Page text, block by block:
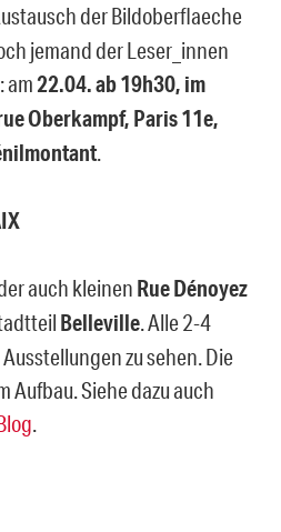
der Bildoberflaeche
jemand der Leser_innen
am22.04. ab 19h30, im
Oberkampf, Paris 11e,
.
auch kleinen Rue Dénoyez
Belleville. Alle 2-4
zu sehen. Die
Aufbau. Siehe dazu auch
.